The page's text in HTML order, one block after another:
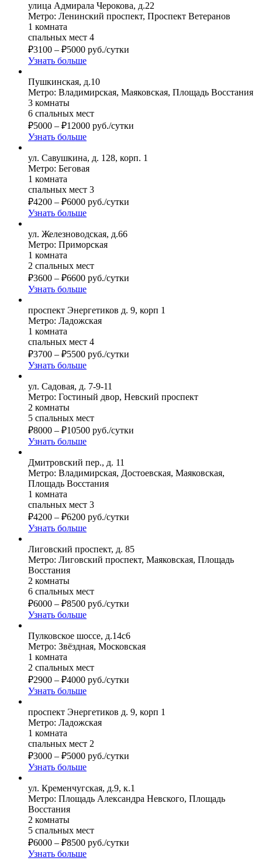
улица Адмирала Черокова, д.22
Метро: Ленинский проспект, Проспект Ветеранов
1 комната
спальных мест 4
₽3100 – ₽5000 руб./сутки
Узнать больше
Пушкинская, д.10
Метро: Владимирская, Маяковская, Площадь Восстания
3 комнаты
6 спальных мест
₽5000 – ₽12000 руб./сутки
Узнать больше
ул. Савушкина, д. 128, корп. 1
Метро: Беговая
1 комната
спальных мест 3
₽4200 – ₽6000 руб./сутки
Узнать больше
ул. Железноводская, д.66
Метро: Приморская
1 комната
2 спальных мест
₽3600 – ₽6600 руб./сутки
Узнать больше
проспект Энергетиков д. 9, корп 1
Метро: Ладожская
1 комната
спальных мест 4
₽3700 – ₽5500 руб./сутки
Узнать больше
ул. Садовая, д. 7-9-11
Метро: Гостиный двор, Невский проспект
2 комнаты
5 спальных мест
₽8000 – ₽10500 руб./сутки
Узнать больше
Дмитровский пер., д. 11
Метро: Владимирская, Достоевская, Маяковская,
Площадь Восстания
1 комната
спальных мест 3
₽4200 – ₽6200 руб./сутки
Узнать больше
Лиговский проспект, д. 85
Метро: Лиговский проспект, Маяковская, Площадь
Восстания
2 комнаты
6 спальных мест
₽6000 – ₽8500 руб./сутки
Узнать больше
Пулковское шоссе, д.14с6
Метро: Звёздная, Московская
1 комната
2 спальных мест
₽2900 – ₽4000 руб./сутки
Узнать больше
проспект Энергетиков д. 9, корп 1
Метро: Ладожская
1 комната
спальных мест 2
₽3000 – ₽5000 руб./сутки
Узнать больше
ул. Кременчугская, д.9, к.1
Метро: Площадь Александра Невского, Площадь
Восстания
2 комнаты
5 спальных мест
₽6000 – ₽8500 руб./сутки
Узнать больше